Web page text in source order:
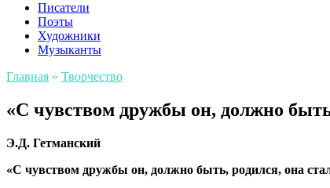
Писатели
Поэты
Художники
Музыканты
Главная » Творчество
«С чувством дружбы он, должно
Э.Д. Гетманский
«С чувством дружбы он, должно быть, родился, она